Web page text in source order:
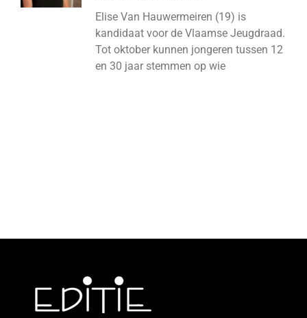
Elise Van Hauwermeiren (19) is
kandidaat voor de Vlaamse Jeugdraad.
Tot oktober kunnen jongeren tussen 12
en 30 jaar stemmen op wie